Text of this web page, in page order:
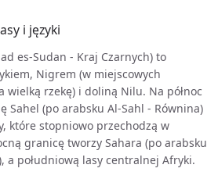
i języki
es-Sudan - Kraj Czarnych) to
Nigrem (w miejscowych
wielką rzekę) i doliną Nilu. Na północ
Sahel (po arabsku Al-Sahl - Równina)
które stopniowo przechodzą w
granicę tworzy Sahara (po arabsku
a południową lasy centralnej Afryki.